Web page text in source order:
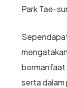
Park Tae-
serta dalam